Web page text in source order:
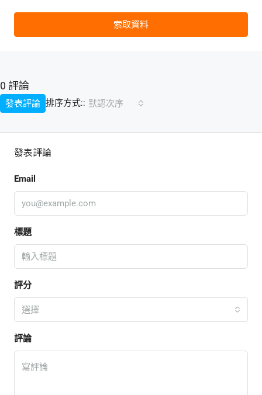
索取資料
0 評論
排序方式:: 默認次序
發表評論
發表評論
Email
標題
評分
選擇
評論